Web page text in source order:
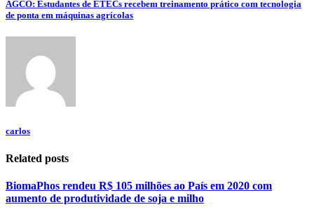
AGCO: Estudantes de ETECs recebem treinamento prático com tecnologia
de ponta em máquinas agrícolas
carlos
Related posts
BiomaPhos rendeu R$ 105 milhões ao País em 2020 com
aumento de produtividade de soja e milho